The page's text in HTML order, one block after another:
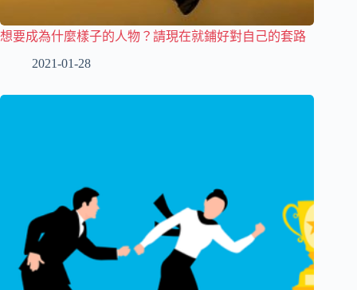
想要成為什麼樣子的人物？請現在就鋪好對自己的套路
2021-01-28